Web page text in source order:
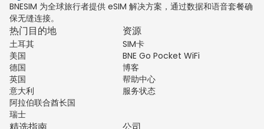
BNESIM 为全球旅行者提供 eSIM 解决方案，通过数据和语音套餐确
保无缝连接。
热门目的地
土耳其
美国
德国
英国
意大利
阿拉伯联合酋长国
瑞士
资源
SIM卡
BNE Go Pocket WiFi
博客
帮助中心
服务状态